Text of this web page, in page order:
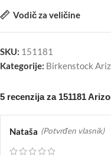
Vodič za veličine
SKU: 151181
Kategorije: Birkenstock
5 recenzija za 151181
Nataša (Potvrđen vlasnik)